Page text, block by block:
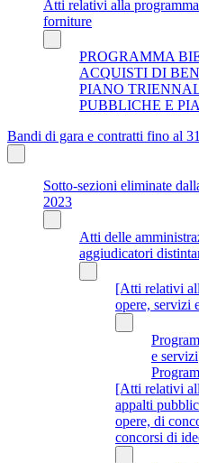
Atti relativi alla
forniture
PROGRAMMA
ACQUISTI DI
PIANO
PUBBLICHE E
Bandi di gara e contratti fino al
Sotto-sezioni eliminate
2023
Atti delle
aggiudicatori
[Atti relativi
opere, servizi
e servizi
[Atti relativi
appalti
opere, di
concorsi di